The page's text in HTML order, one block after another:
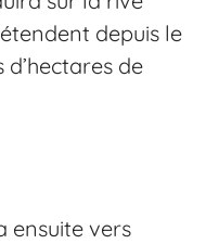
depuis le
d’hectares de
ensuite vers